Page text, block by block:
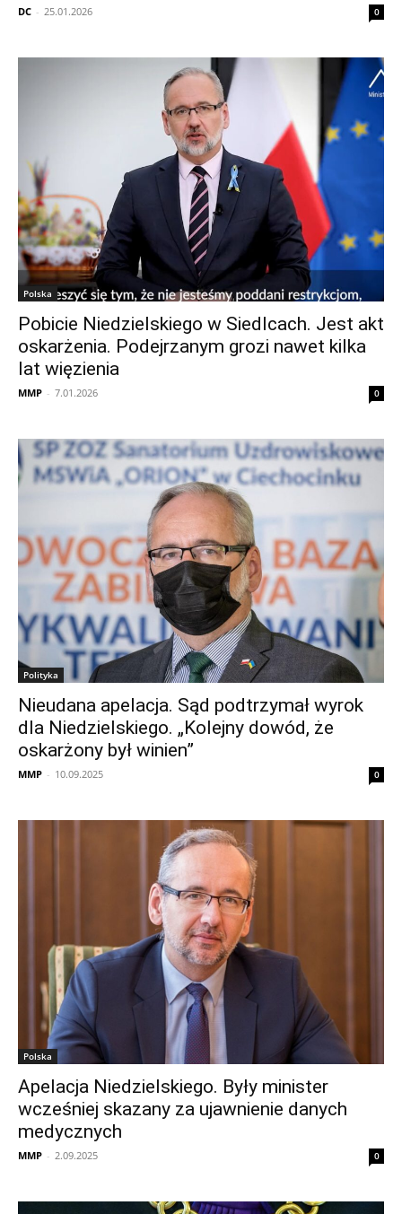
DC - 25.01.2026 0
Polska
Pobicie Niedzielskiego w Siedlcach. Jest akt
oskarżenia. Podejrzanym grozi nawet kilka
lat więzienia
MMP - 7.01.2026 0
Polityka
Nieudana apelacja. Sąd podtrzymał wyrok
dla Niedzielskiego. „Kolejny dowód, że
oskarżony był winien”
MMP - 10.09.2025 0
Polska
Apelacja Niedzielskiego. Były minister
wcześniej skazany za ujawnienie danych
medycznych
MMP - 2.09.2025 0